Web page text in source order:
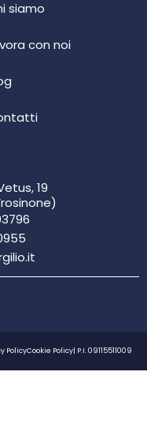
siamo
con noi
19
PolicyCookie Policy| P.I. 09115511009